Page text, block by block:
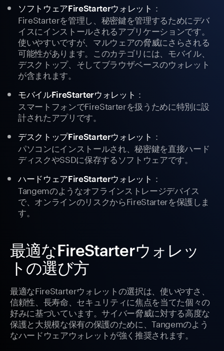
ソフトウェアFireStarterウォレット ：
FireStarterを管理し、秘密鍵を管理するためにデバ
イスにインストールされるアプリケーションです。
使いやすいですが、マルウェアの脅威にさらされる
可能性があります。このカテゴリには、モバイル、
デスクトップ、そしてブラウザベースのウォレット
が含まれます。
モバイルFireStarterウォレット ：
スマートフォンでFireStarterを扱うために特別に設
計されたアプリです。
デスクトップFireStarterウォレット ：
パソコンにインストールされ、秘密鍵を直接ハード
ディスクやSSDに保存するソフトウェアです。
ハードウェアFireStarterウォレット ：
Tangemのようなオフラインストレージデバイス
で、オンラインのリスクからFireStarterを保護しま
す。
最適なFireStarterウォレッ
トの選び方
最適なFireStarterウォレットの選択は、使いやすさ、
信頼性、長寿命、セキュリティに焦点を当てた個々の
好みに基づいています。サイバー脅威に対する高度な
保護と大規模な保有の保護のために、Tangemのよう
なハードウェアウォレットが強く推奨されます。